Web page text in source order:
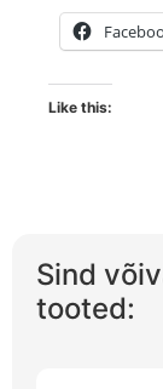
Like this:
Sind
tooted: